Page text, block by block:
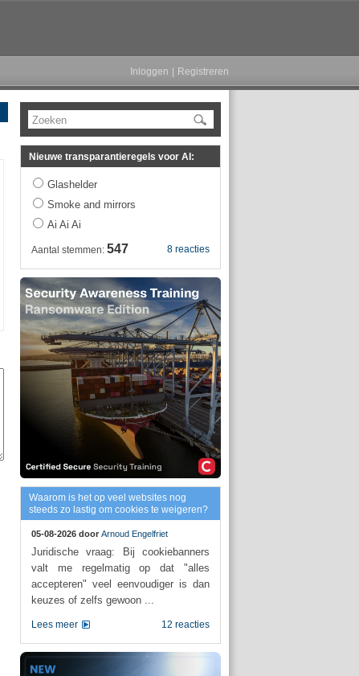
Inloggen Registreren
Zoeken
Nieuwe transparantieregels voor AI:
Glashelder
Smoke and mirrors
Ai Ai Ai
8 reacties
Aantal stemmen: 547
Waarom is het op veel websites nog
steeds zo lastig om cookies te weigeren?
05-08-2026 door Arnoud Engelfriet
Juridische vraag: Bij cookiebanners
valt me regelmatig op dat "alles
accepteren" veel eenvoudiger is dan
keuzes of zelfs gewoon ...
12 reacties
Lees meer